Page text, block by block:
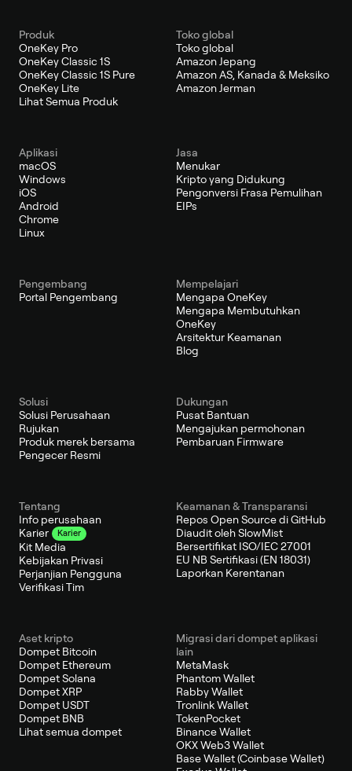
Produk
OneKey Pro
OneKey Classic 1S
OneKey Classic 1S Pure
OneKey Lite
Lihat Semua Produk
Toko global
Toko global
Amazon Jepang
Amazon AS, Kanada & Meksiko
Amazon Jerman
Aplikasi
macOS
Windows
iOS
Android
Chrome
Linux
Jasa
Menukar
Kripto yang Didukung
Pengonversi Frasa Pemulihan
EIPs
Pengembang
Portal Pengembang
Mempelajari
Mengapa OneKey
Mengapa Membutuhkan
OneKey
Arsitektur Keamanan
Blog
Solusi
Solusi Perusahaan
Rujukan
Produk merek bersama
Pengecer Resmi
Dukungan
Pusat Bantuan
Mengajukan permohonan
Pembaruan Firmware
Tentang
Info perusahaan
Karier
Karier
Kit Media
Kebijakan Privasi
Perjanjian Pengguna
Verifikasi Tim
Keamanan & Transparansi
Repos Open Source di GitHub
Diaudit oleh SlowMist
Bersertifikat ISO/IEC 27001
EU NB Sertifikasi (EN 18031)
Laporkan Kerentanan
Aset kripto
Dompet Bitcoin
Dompet Ethereum
Dompet Solana
Dompet XRP
Dompet USDT
Dompet BNB
Lihat semua dompet
Migrasi dari dompet aplikasi
lain
MetaMask
Phantom Wallet
Rabby Wallet
Tronlink Wallet
TokenPocket
Binance Wallet
OKX Web3 Wallet
Base Wallet (Coinbase Wallet)